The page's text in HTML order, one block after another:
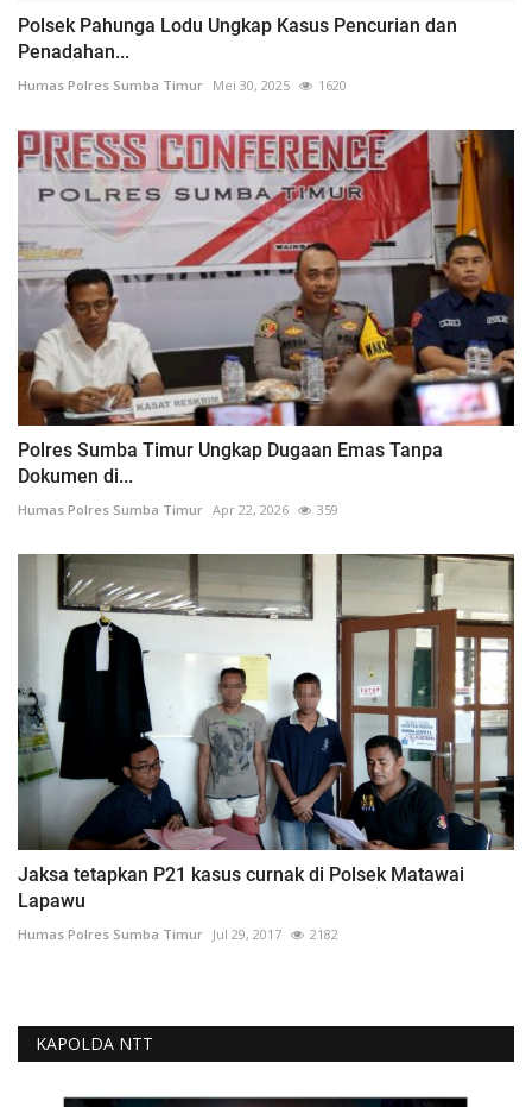
Polsek Pahunga Lodu Ungkap Kasus Pencurian dan
Penadahan...
Humas Polres Sumba Timur Mei 30, 2025 1620
Polres Sumba Timur Ungkap Dugaan Emas Tanpa
Dokumen di...
Humas Polres Sumba Timur Apr 22, 2026 359
Jaksa tetapkan P21 kasus curnak di Polsek Matawai
Lapawu
Humas Polres Sumba Timur Jul 29, 2017 2182
KAPOLDA NTT